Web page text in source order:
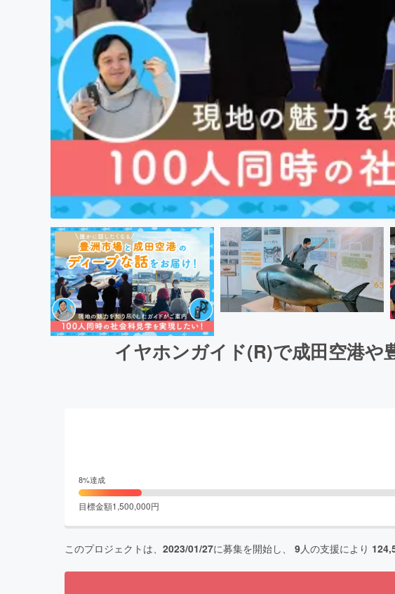
イヤホンガイド(R)で成田空港や
8%達成
目標金額1,500,000円
このプロジェクトは、 2023/01/27に募集を開始し、 9人の支援により